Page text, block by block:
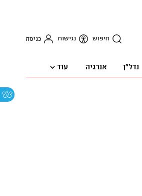
חיפוש נגישות כניסה
נדל"ן אנרגיה עוד